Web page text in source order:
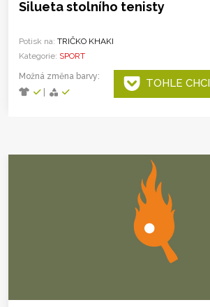
Silueta stolního tenisty
Potisk na: TRIČKO KHAKI
Kategorie: SPORT
Možná změna barvy:
TOHLE CHCI